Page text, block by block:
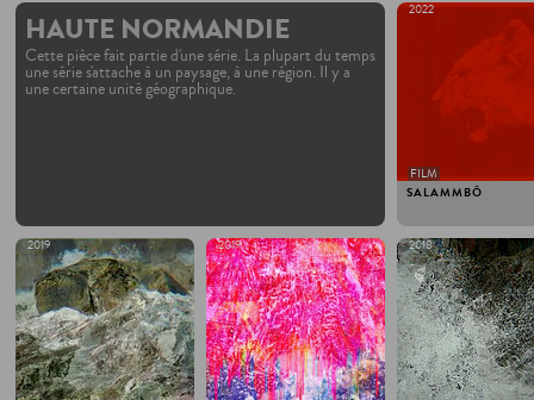
HAUTE NORMANDIE
Cette pièce fait partie d'une série. La plupart du temps
une série s'attache à un paysage, à une région. Il y a
une certaine unité géographique.
SALAMMBÔ
2022
FILM
2019 2019 2018